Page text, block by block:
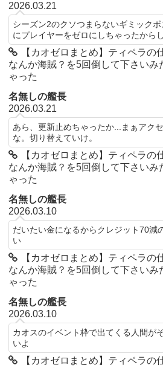
2026.03.21
シーズン2のクソつまらないギミック
にプレイヤーをゼロにしちゃったから
【カオゼロまとめ】ティペラの
なんか海賊？を5回倒して下さいみ
ゃった
名無しの艦長
2026.03.21
あら、更新止めちゃったか...まぁアク
な。切り替えていけ。
【カオゼロまとめ】ティペラの
なんか海賊？を5回倒して下さいみ
ゃった
名無しの艦長
2026.03.10
だいたい金になるからクレジット70減
い
【カオゼロまとめ】ティペラの
なんか海賊？を5回倒して下さいみ
ゃった
名無しの艦長
2026.03.10
カオスのイベント枠で出てくる人間が
いよ
【カオゼロまとめ】ティペラの